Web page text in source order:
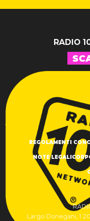
RADIO
REGOLAMENTI
NOTE LEGALI
Largo Donegani, 1